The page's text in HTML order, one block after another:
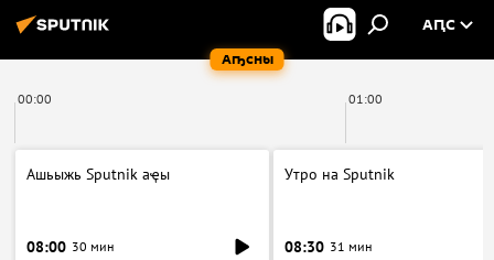
Аҧсны
АԤС
00:00 01:00
Ашьыжь Sputnik аҿы
08:00 30 мин
Утро на Sputnik
08:30 31 мин